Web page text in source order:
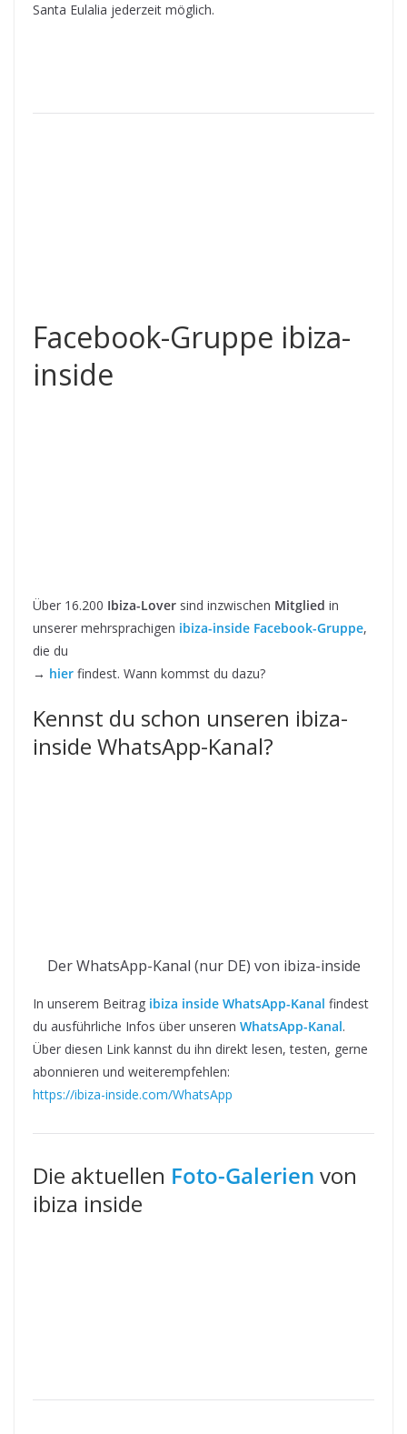
Santa Eulalia jederzeit möglich.
Facebook-Gruppe ibiza-
inside
Über 16.200 Ibiza-Lover sind inzwischen Mitglied in
unserer mehrsprachigen ibiza-inside Facebook-Gruppe,
die du
→ hier findest. Wann kommst du dazu?
Kennst du schon unseren ibiza-
inside WhatsApp-Kanal?
Der WhatsApp-Kanal (nur DE) von ibiza-inside
In unserem Beitrag ibiza inside WhatsApp-Kanal findest
du ausführliche Infos über unseren WhatsApp-Kanal.
Über diesen Link kannst du ihn direkt lesen, testen, gerne
abonnieren und weiterempfehlen:
https://ibiza-inside.com/WhatsApp
Die aktuellen Foto-Galerien von
ibiza inside